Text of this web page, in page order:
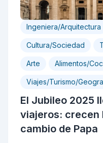
Ingeniera/Arquitectura
Cultura/Sociedad
Arte Alimentos/
Viajes/Turismo/
El Jubileo 2025
viajeros: crecen
cambio de Papa